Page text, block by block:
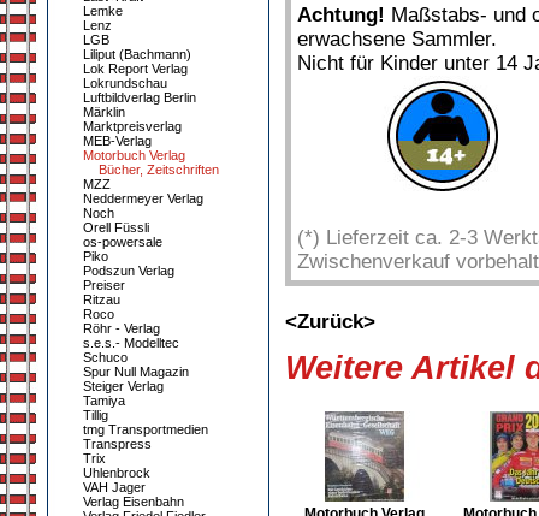
Lemke
Lenz
LGB
Liliput (Bachmann)
Lok Report Verlag
Lokrundschau
Luftbildverlag Berlin
Märklin
Marktpreisverlag
MEB-Verlag
Motorbuch Verlag
Bücher, Zeitschriften
MZZ
Neddermeyer Verlag
Noch
Orell Füssli
os-powersale
Piko
Podszun Verlag
Preiser
Ritzau
Roco
Röhr - Verlag
s.e.s.- Modelltec
Schuco
Spur Null Magazin
Steiger Verlag
Tamiya
Tillig
tmg Transportmedien
Transpress
Trix
Uhlenbrock
VAH Jager
Verlag Eisenbahn
Achtung! Maßstabs- und
erwachsene Sammler.
Nicht für Kinder unter 14
(*) Lieferzeit ca. 2-3
Zwischenverkauf
<Zurück>
Weitere Artikel